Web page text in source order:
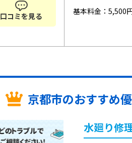
口コミを見る
基本料金：5,500
京都市のおすすめ
水廻り修